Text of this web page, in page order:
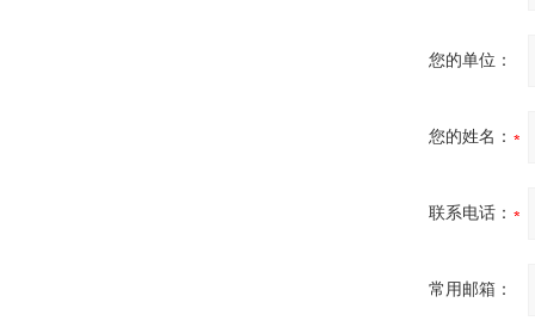
您的单位：
您的姓名：
联系电话：
常用邮箱：